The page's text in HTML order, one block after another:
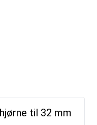
til 32 mm